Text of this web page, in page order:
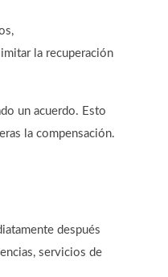
la recuperación
un acuerdo. Esto
la compensación.
después
servicios de